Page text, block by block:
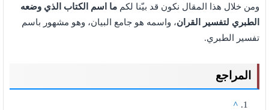
ومن خلال هذا المقال نكون قد بيّنا لكم ما اسم الكتاب الذي وضعه
الطبري لتفسير القران، واسمه هو جامع البيان، وهو مشهور باسم
تفسير الطبري.
المراجع
^